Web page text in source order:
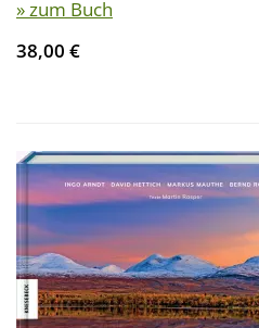
» zum Buch
38,00 €